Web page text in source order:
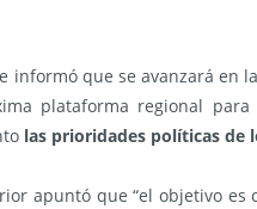
informó que se avanzará
plataforma regional
las prioridades políticas de
apuntó que “el objetivo